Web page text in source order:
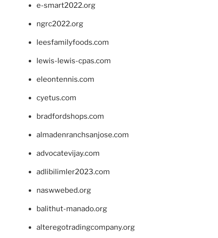
e-smart2022.org
ngrc2022.org
leesfamilyfoods.com
lewis-lewis-cpas.com
eleontennis.com
cyetus.com
bradfordshops.com
almadenranchsanjose.com
advocatevijay.com
adlibilimler2023.com
naswwebed.org
balithut-manado.org
alteregotradingcompany.org